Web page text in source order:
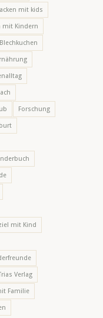
mit kids
mit Kindern
Blechkuchen
Forschung
mit Kind
Verlag
Familie